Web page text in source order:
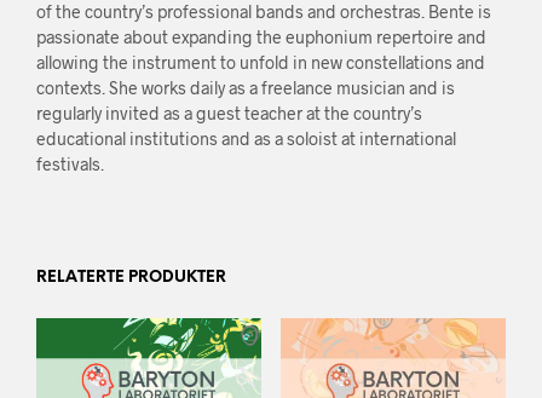
of the country’s professional bands and orchestras. Bente is
passionate about expanding the euphonium repertoire and
allowing the instrument to unfold in new constellations and
contexts. She works daily as a freelance musician and is
regularly invited as a guest teacher at the country’s
educational institutions and as a soloist at international
festivals.
RELATERTE PRODUKTER